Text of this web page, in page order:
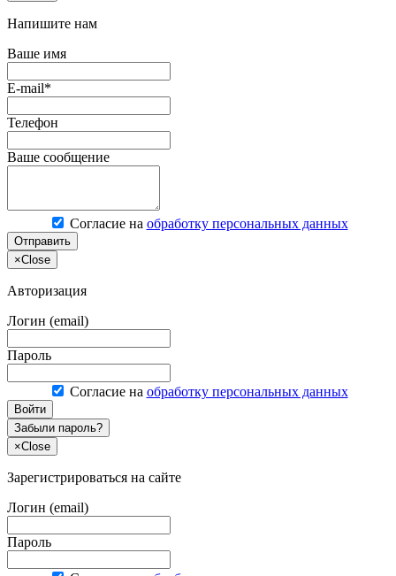
Напишите нам
Ваше имя
E-mail*
Телефон
Ваше сообщение
Согласие на обработку персональных данных
Отправить
×Close
Авторизация
Логин (email)
Пароль
Согласие на обработку персональных данных
Войти
Забыли пароль?
×Close
Зарегистрироваться на сайте
Логин (email)
Пароль